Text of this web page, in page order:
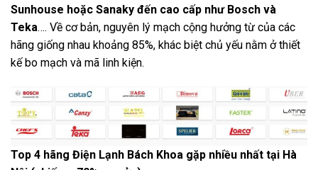
Sunhouse hoặc Sanaky đến cao cấp như Bosch và
Teka…. Về cơ bản, nguyên lý mạch cộng hưởng từ của các
hãng giống nhau khoảng 85%, khác biệt chủ yếu nằm ở thiết
kế bo mạch và mã linh kiện.
Top 4 hãng Điện Lạnh Bách Khoa gặp nhiều nhất tại Hà